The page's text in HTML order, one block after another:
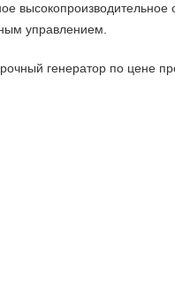
управлением.
генератор по цене